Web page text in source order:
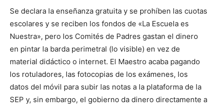
Se declara la enseñanza gratuita y se prohíben las cuotas
escolares y se reciben los fondos de «La Escuela es
Nuestra», pero los Comités de Padres gastan el dinero
en pintar la barda perimetral (lo visible) en vez de
material didáctico o internet. El Maestro acaba pagando
los rotuladores, las fotocopias de los exámenes, los
datos del móvil para subir las notas a la plataforma de la
SEP y, sin embargo, el gobierno da dinero directamente a